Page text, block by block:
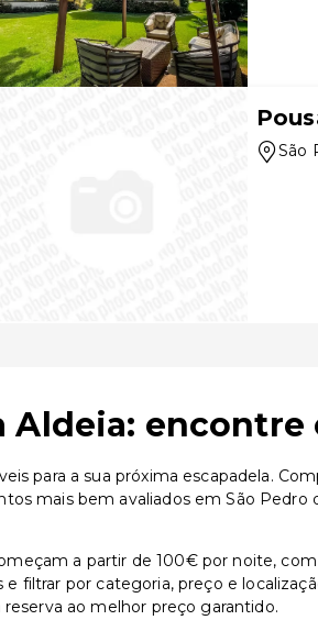
São
Aldeia:
para a sua próxima escapadela.
mais bem avaliados em São
a partir de 100€ por noite,
filtrar por categoria, preço e
ao melhor preço garantido.